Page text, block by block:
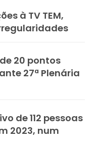
à TV TEM,
20 pontos
27ª Plenária
de 112 pessoas
2023, num